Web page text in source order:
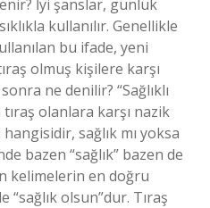
İyi şanslar, günlük
kullanılır. Genellikle
bu ifade, yeni
olmuş kişilere karşı
ne denilir? “Sağlıklı
olanlara karşı nazik
sağlık mı yoksa
bazen “sağlık” bazen de
kelimelerin en doğru
“sağlık olsun”dur. Tıraş